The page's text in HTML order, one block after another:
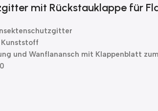
mit Rückstauklappe für
Kunststoff
und Wanflanansch mit Klappenblatt